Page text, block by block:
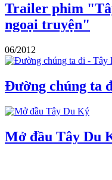
Trailer phim
ngoại truyện"
06/2012
Đường chúng ta
Mở đầu Tây Du